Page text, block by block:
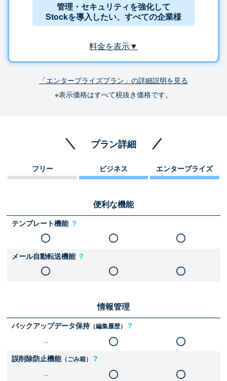
管理・セキュリティを強化して
Stockを導入したい、すべての企業様
料金を表示▼
「エンタープライズプラン」の詳細説明を見る
※表示価格はすべて税抜き価格です。
プラン詳細
フリー ビジネス エンタープライズ
便利な機能
テンプレート機能 ？
メール自動転送機能 ？
情報管理
バックアップデータ保持（編集履歴） ？
誤削除防止機能（ごみ箱） ？